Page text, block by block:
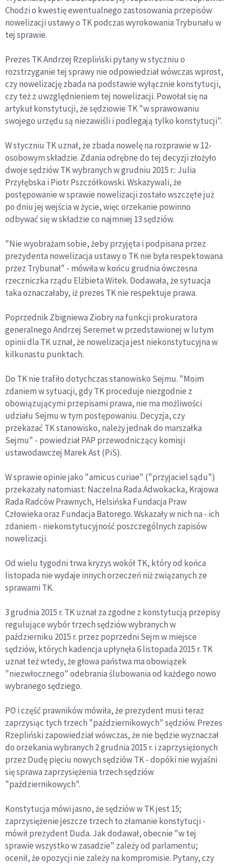
Chodzi o kwestię ewentualnego zastosowania przepisów
nowelizacji ustawy o TK podczas wyrokowania Trybunału w
tej sprawie.
Prezes TK Andrzej Rzepliński pytany w styczniu o
rozstrzyganie tej sprawy nie odpowiedział wówczas wprost,
czy nowelizację zbada na podstawie wyłącznie konstytucji,
czy też z uwzględnieniem tej nowelizacji. Powołał się na
artykuł konstytucji, że sędziowie TK "w sprawowaniu
swojego urzędu są niezawiśli i podlegają tylko konstytucji".
W styczniu TK uznał, że zbada nowelę na rozprawie w 12-
osobowym składzie. Zdania odrębne do tej decyzji złożyło
dwoje sędziów TK wybranych w grudniu 2015 r.: Julia
Przyłębska i Piotr Pszczółkowski. Wskazywali, że
postępowanie w sprawie nowelizacji zostało wszczęte już
po dniu jej wejścia w życie, więc orzekanie powinno
odbywać się w składzie co najmniej 13 sędziów.
"Nie wyobrażam sobie, żeby przyjęta i podpisana przez
prezydenta nowelizacja ustawy o TK nie była respektowana
przez Trybunał" - mówiła w końcu grudnia ówczesna
rzeczniczka rządu Elżbieta Witek. Dodawała, że sytuacja
taka oznaczałaby, iż prezes TK nie respektuje prawa.
Poprzednik Zbigniewa Ziobry na funkcji prokuratora
generalnego Andrzej Seremet w przedstawionej w lutym
opinii dla TK uznał, że nowelizacja jest niekonstytucyjna w
kilkunastu punktach.
Do TK nie trafiło dotychczas stanowisko Sejmu. "Moim
zdaniem w sytuacji, gdy TK proceduje niezgodnie z
obowiązującymi przepisami prawa, nie ma możliwości
udziału Sejmu w tym postępowaniu. Decyzja, czy
przekazać TK stanowisko, należy jednak do marszałka
Sejmu" - powiedział PAP przewodniczący komisji
ustawodawczej Marek Ast (PiS).
W sprawie opinie jako "amicus curiae" ("przyjaciel sądu")
przekazały natomiast: Naczelna Rada Adwokacka, Krajowa
Rada Radców Prawnych, Helsińska Fundacja Praw
Człowieka oraz Fundacja Batorego. Wskazały w nich na - ich
zdaniem - niekonstytucyjność poszczególnych zapisów
nowelizacji.
Od wielu tygodni trwa kryzys wokół TK, który od końca
listopada nie wydaje innych orzeczeń niż związanych ze
sprawami TK.
3 grudnia 2015 r. TK uznał za zgodne z konstytucją przepisy
regulujące wybór trzech sędziów wybranych w
październiku 2015 r. przez poprzedni Sejm w miejsce
sędziów, których kadencja upłynęła 6 listopada 2015 r. TK
uznał też wtedy, że głowa państwa ma obowiązek
"niezwłocznego" odebrania ślubowania od każdego nowo
wybranego sędziego.
PO i część prawników mówiła, że prezydent musi teraz
zaprzysiąc tych trzech "październikowych" sędziów. Prezes
Rzepliński zapowiedział wówczas, że nie będzie wyznaczał
do orzekania wybranych 2 grudnia 2015 r. i zaprzysiężonych
przez Dudę pięciu nowych sędziów TK - dopóki nie wyjaśni
się sprawa zaprzysiężenia trzech sędziów
"październikowych".
Konstytucja mówi jasno, że sędziów w TK jest 15;
zaprzysiężenie jeszcze trzech to złamanie konstytucji -
mówił prezydent Duda. Jak dodawał, obecnie "w tej
sprawie wszystko w zasadzie" zależy od parlamentu;
ocenił, że opozycji nie zależy na kompromisie. Pytany, czy